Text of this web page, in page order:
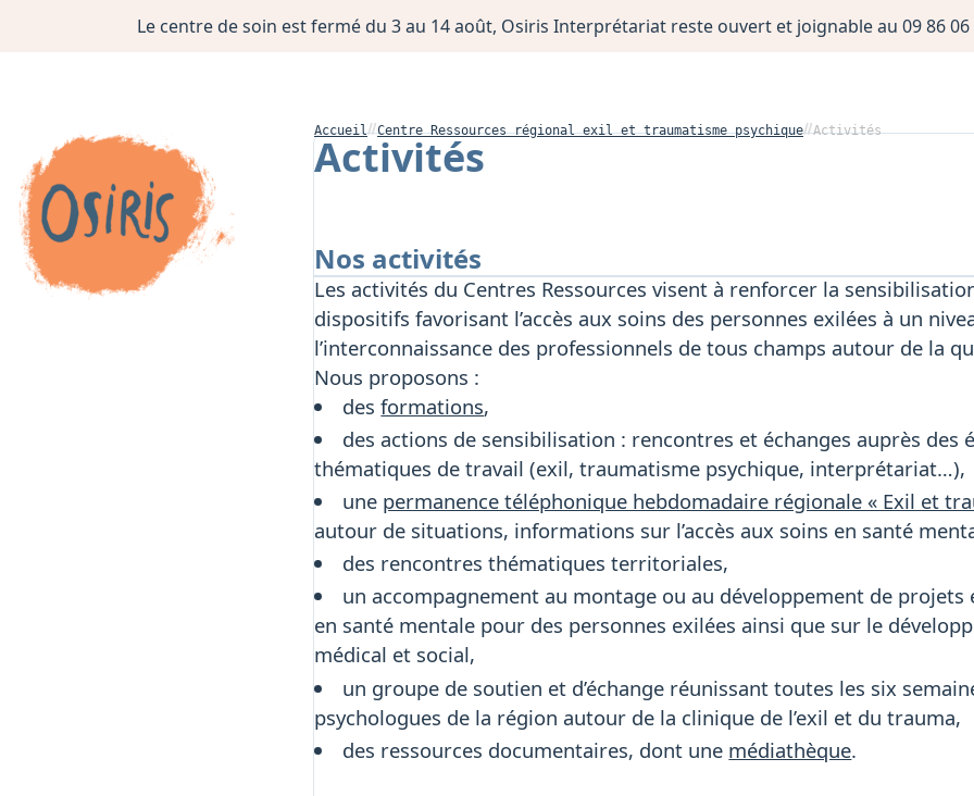
Le centre de soin est fermé du 3 au 14 août, Osiris Interprétariat reste ouvert et joignable au 09 86
Accueil Centre Ressources régional exil et traumatisme psychique Activités
Activités
Nos activités
Les activités du Centres Ressources visent à renforcer la
dispositifs favorisant l’accès aux soins des personnes exilées à un
l’interconnaissance des professionnels de tous champs autour de la
Nous proposons :
desformations,
des actions de sensibilisation : rencontres et échanges auprès des
thématiques de travail (exil, traumatisme psychique, interprétariat…),
une permanence téléphonique hebdomadaire régionale « Exil et
autour de situations, informations sur l’accès aux soins en santé
des rencontres thématiques territoriales,
un accompagnement au montage ou au développement de
en santé mentale pour des personnes exilées ainsi que sur le
médical et social,
un groupe de soutien et d’échange réunissant toutes les six
psychologues de la région autour de la clinique de l’exil et du trauma,
des ressources documentaires, dont une médiathèque.